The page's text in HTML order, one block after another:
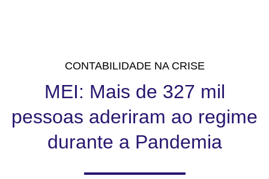
CONTABILIDADE NA CRISE
MEI: Mais de 327 mil
pessoas aderiram ao regime
durante a Pandemia